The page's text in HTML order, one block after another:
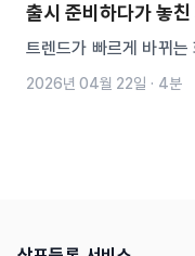
출시 준비하다가 놓친
명 상표등록 타이밍...
할 수 없게 되었습니다
트렌드가 빠르게 바뀌는
품 시장에서는 제품 이름
2026년 04월 22일 · 4분